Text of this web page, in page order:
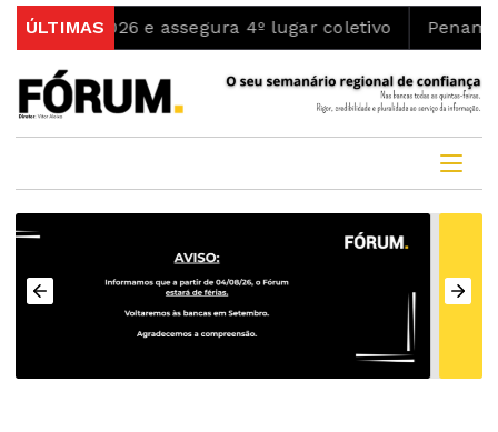
ÚLTIMAS
2026 e assegura 4º lugar coletivo